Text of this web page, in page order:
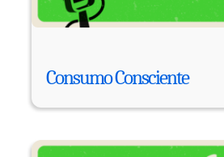
Consumo Consciente